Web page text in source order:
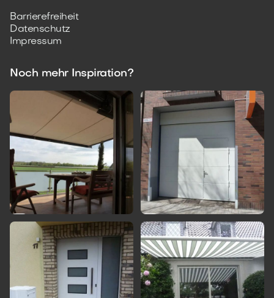
Barrierefreiheit
Datenschutz
Impressum
Noch mehr Inspiration?
 